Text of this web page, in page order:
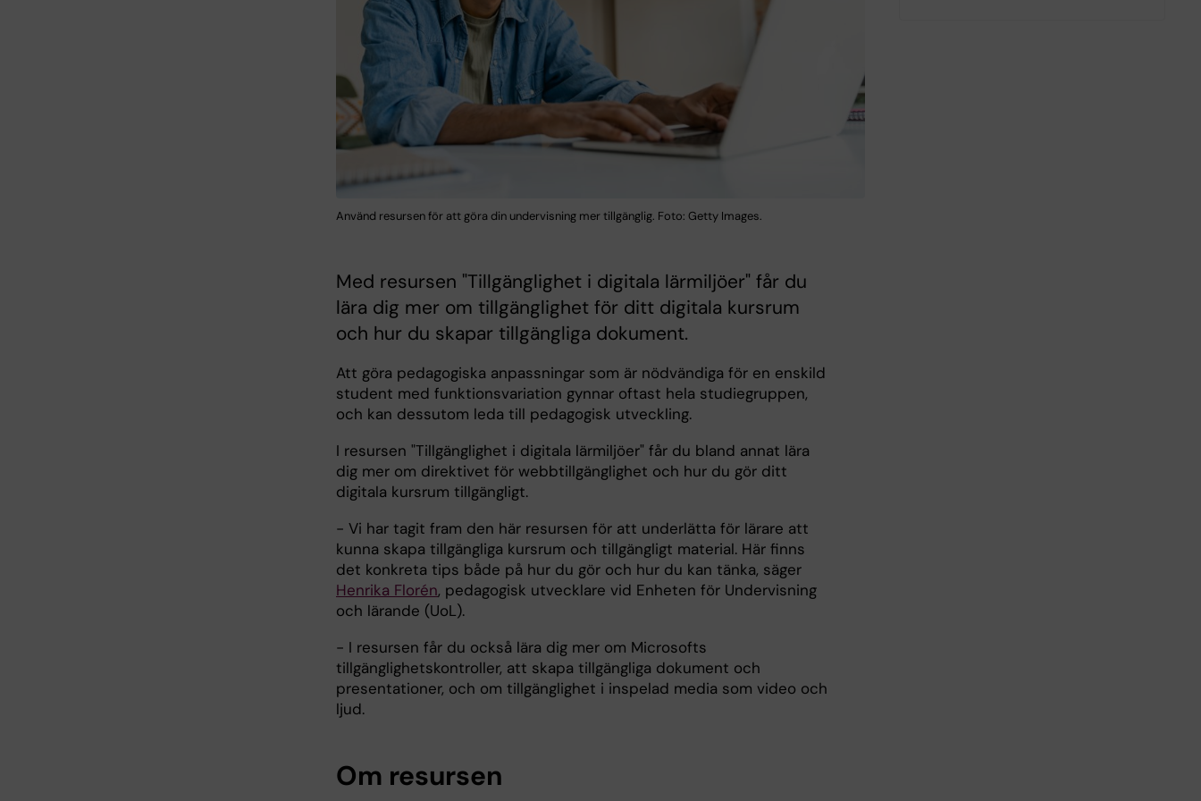
Använd resursen för att göra din undervisning mer tillgänglig. Foto: Getty Images.
Med resursen "Tillgänglighet i digitala lärmiljöer" får du
lära dig mer om tillgänglighet för ditt digitala kursrum
och hur du skapar tillgängliga dokument.
Att göra pedagogiska anpassningar som är nödvändiga för en enskild
student med funktionsvariation gynnar oftast hela studiegruppen,
och kan dessutom leda till pedagogisk utveckling.
I resursen "Tillgänglighet i digitala lärmiljöer" får du bland annat lära
dig mer om direktivet för webbtillgänglighet och hur du gör ditt
digitala kursrum tillgängligt.
- Vi har tagit fram den här resursen för att underlätta för lärare att
kunna skapa tillgängliga kursrum och tillgängligt material. Här finns
det konkreta tips både på hur du gör och hur du kan tänka, säger
Henrika Florén, pedagogisk utvecklare vid Enheten för Undervisning
och lärande (UoL).
- I resursen får du också lära dig mer om Microsofts
tillgänglighetskontroller, att skapa tillgängliga dokument och
presentationer, och om tillgänglighet i inspelad media som video och
ljud.
Om resursen